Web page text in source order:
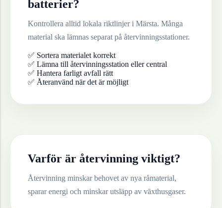
batterier?
Kontrollera alltid lokala riktlinjer i Märsta. Många
material ska lämnas separat på återvinningsstationer.
✅ Sortera materialet korrekt
✅ Lämna till återvinningsstation eller central
✅ Hantera farligt avfall rätt
✅ Återanvänd när det är möjligt
Varför är återvinning viktigt?
Återvinning minskar behovet av nya råmaterial,
sparar energi och minskar utsläpp av växthusgaser.